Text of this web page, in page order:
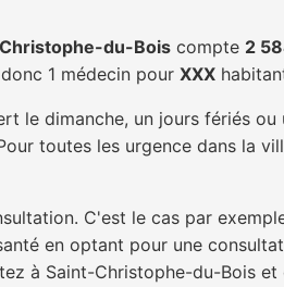
du-Bois compte 2
1 médecin pour XXX
le dimanche, un jours fériés ou
toutes les urgence dans la
C'est le cas par
en optant pour une
à Saint-Christophe-du-Bois et